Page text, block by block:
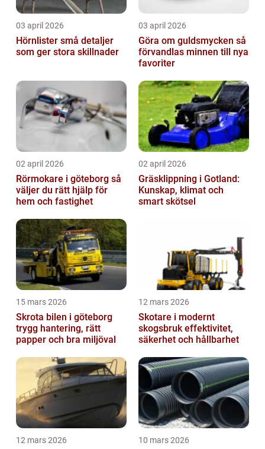
03 april 2026
Hörnlister små detaljer
som ger stora skillnader
03 april 2026
Göra om guldsmycken så
förvandlas minnen till nya
favoriter
02 april 2026
Rörmokare i göteborg så
väljer du rätt hjälp för
hem och fastighet
02 april 2026
Gräsklippning i Gotland:
Kunskap, klimat och
smart skötsel
15 mars 2026
Skrota bilen i göteborg
trygg hantering, rätt
papper och bra miljöval
12 mars 2026
Skotare i modernt
skogsbruk effektivitet,
säkerhet och hållbarhet
12 mars 2026 10 mars 2026